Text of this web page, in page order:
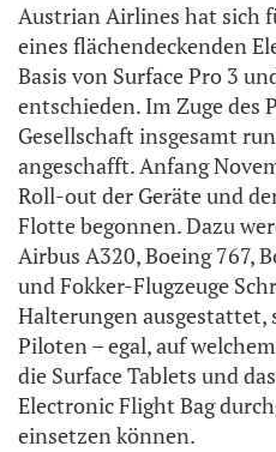
Austrian Airlines hat sich
eines flächendeckenden
Basis von Surface Pro 3
entschieden. Im Zuge des
Gesellschaft insgesamt
angeschafft. Anfang
Roll-out der Geräte und
Flotte begonnen. Dazu
Airbus A320, Boeing 767,
und Fokker-Flugzeuge
Halterungen ausgestattet,
Piloten – egal, auf
die Surface Tablets und
Electronic Flight Bag
einsetzen können.